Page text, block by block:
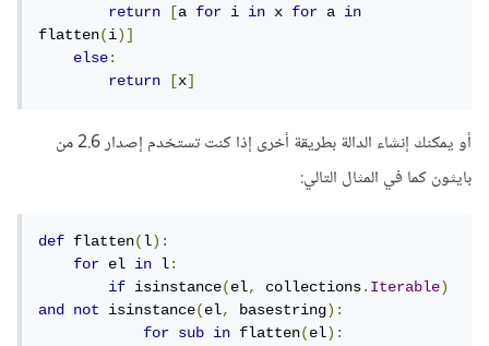
return
[a for i in x for a in
flatten(i)]
else:
return
[x]
أو يمكنك إنشاء الدالة بطريقة أخرى إذا كنت تستخدم إصدار 2.6 من
بايثون كما في المثال التالي:
def flatten(l):
for el in l:
if isinstance(el, collections.Iterable)
and
not isinstance(el, basestring):
for
sub in flatten(el):